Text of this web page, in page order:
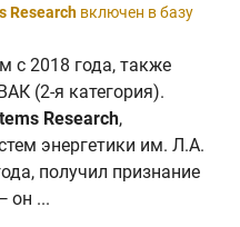
Research включен в базу
с 2018 года, также
(2-я категория).
Research,
энергетики им. Л.А.
получил признание
он ...